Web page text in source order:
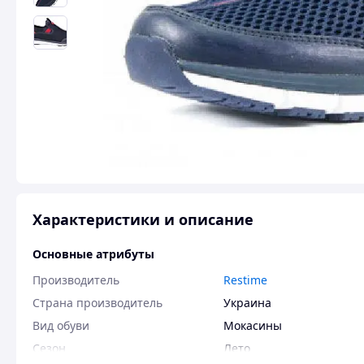
Характеристики и описание
Основные атрибуты
Производитель
Restime
Страна производитель
Украина
Вид обуви
Мокасины
Сезон
Лето